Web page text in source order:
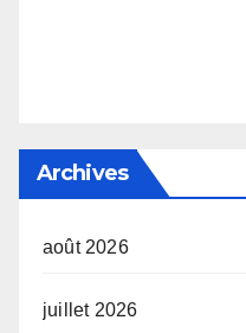
Archives
août 2026
juillet 2026